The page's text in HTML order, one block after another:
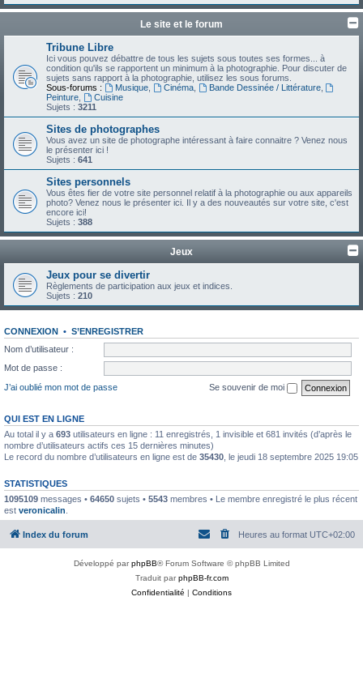
Le site et le forum
Tribune Libre
Ici vous pouvez débattre de tous les sujets sous toutes ses formes... à
condition qu'ils se rapportent un minimum à la photographie. Pour discuter de
sujets sans rapport à la photographie, utilisez les sous forums.
Sous-forums :
Musique, Cinéma, Bande Dessinée / Littérature,
Peinture
Cuisine
Sujets : 3211
Sites de photographes
Vous avez un site de photographe intéressant à faire connaitre ? Venez nous
le présenter ici !
Sujets : 641
Sites personnels
Vous êtes fier de votre site personnel relatif à la photographie ou aux appareils
photo? Venez nous le présenter ici. Il y a des nouveautés sur votre site, c'est
encore ici!
Sujets : 388
Jeux
Jeux pour se divertir
Règlements de participation aux jeux et indices.
Sujets : 210
CONNEXION • S’ENREGISTRER
Nom d’utilisateur :
Mot de passe :
J’ai oublié mon mot de passe
Se souvenir de moi
QUI EST EN LIGNE
Au total il y a 693 utilisateurs en ligne : 11 enregistrés, 1 invisible et 681 invités (d’après le
nombre d’utilisateurs actifs ces 15 dernières minutes)
Le record du nombre d’utilisateurs en ligne est de 35430 , le jeudi 18 septembre 2025 19:05
STATISTIQUES
1095109 messages • 64650 sujets • 5543 membres • Le membre enregistré le plus récent
est veronicalin
Index du forum Heures au format UTC+02:00
Développé parphpBB® Forum Software © phpBB Limited
Traduit parphpBB-fr.com
Confidentialité | Conditions